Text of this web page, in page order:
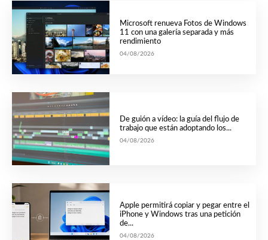
Microsoft renueva Fotos de Windows
11 con una galería separada y más
rendimiento
04/08/2026
De guión a vídeo: la guía del flujo de
trabajo que están adoptando los...
04/08/2026
Apple permitirá copiar y pegar entre el
iPhone y Windows tras una petición
de...
04/08/2026